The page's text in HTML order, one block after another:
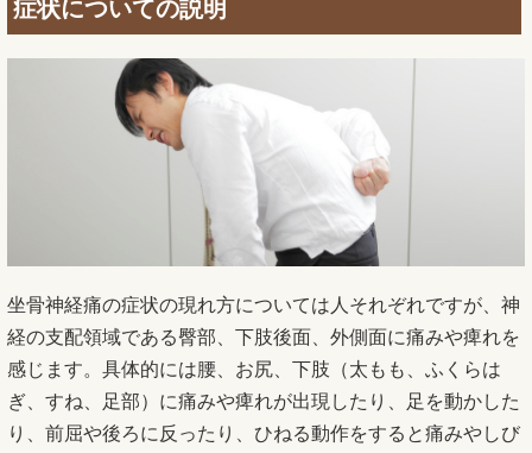
症状についての説明
坐骨神経痛の症状の現れ方については人それぞれですが、神
経の支配領域である臀部、下肢後面、外側面に痛みや痺れを
感じます。具体的には腰、お尻、下肢（太もも、ふくらは
ぎ、すね、足部）に痛みや痺れが出現したり、足を動かした
り、前屈や後ろに反ったり、ひねる動作をすると痛みやしび